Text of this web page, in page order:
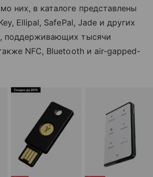
них, в каталоге представлены
Ellipal, SafePal, Jade и других
поддерживающих тысячи
NFC, Bluetooth и air-gapped-